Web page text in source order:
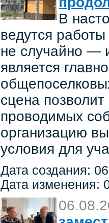
В
ведутся
не случайно —
является
сцена
проводимых
организацию
условия для
Дата создания:
Дата изменения: